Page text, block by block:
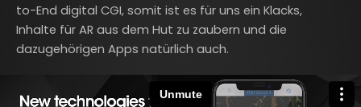
to-End digital CGI, somit ist es für uns ein Klacks,
Inhalte für AR aus dem Hut zu zaubern und die
dazugehörigen Apps natürlich auch.